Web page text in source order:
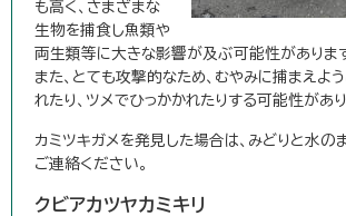
も高く、さまざまな
生物を捕食し魚類や
両生類等に大きな影響が及ぶ可能性があります
また、とても攻撃的なため、むやみに捕まえよ
れたり、ツメでひっかかれたりする可能性があ
カミツキガメを発見した場合は、みどりと水の
ご連絡ください。
クビアカツヤカミキリ